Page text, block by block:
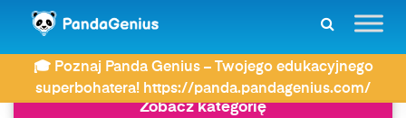
🎓 Poznaj Panda Genius – Twojego edukacyjnego
superbohatera! https://panda.pandagenius.com/
ZDAY Słownik Nowe media
Zobacz kategorię